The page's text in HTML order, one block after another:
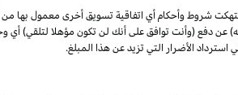
انتهكت شروط وأحكام أي اتفاقية تسويق أخرى معمول
عن دفع (وأنت توافق على أنك لن تكون مؤهلا لتلقي) أي
الأضرار التي تزيد عن هذا المبلغ.